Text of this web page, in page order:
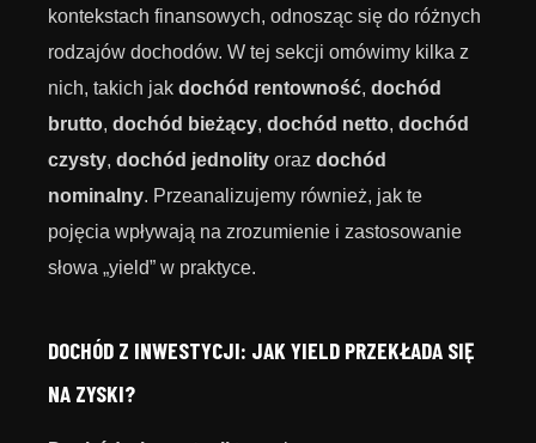
kontekstach finansowych, odnosząc się do różnych
rodzajów dochodów. W tej sekcji omówimy kilka z
nich, takich jak dochód rentowność, dochód
brutto, dochód bieżący, dochód netto, dochód
czysty, dochód jednolity oraz dochód
nominalny. Przeanalizujemy również, jak te
pojęcia wpływają na zrozumienie i zastosowanie
słowa „yield” w praktyce.
DOCHÓD Z INWESTYCJI: JAK YIELD PRZEKŁADA SIĘ
NA ZYSKI?